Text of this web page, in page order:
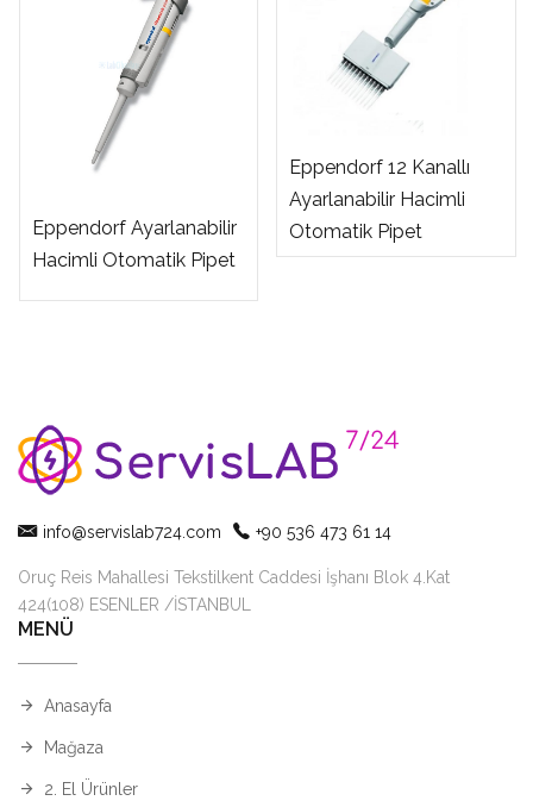
Eppendorf Ayarlanabilir
Hacimli Otomatik Pipet
Eppendorf 12 Kanallı
Ayarlanabilir Hacimli
Otomatik Pipet
info@servislab724.com +90 536 473 61 14
Oruç Reis Mahallesi Tekstilkent Caddesi İşhanı Blok 4.Kat
424(108) ESENLER /İSTANBUL
MENÜ
Anasayfa
Mağaza
2. El Ürünler